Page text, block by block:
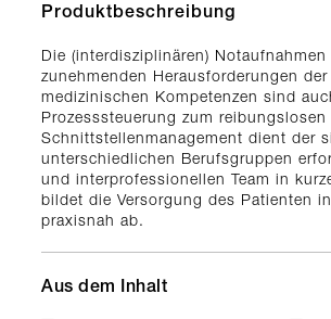
Produktbeschreibung
Die (interdisziplinären)
zunehmenden Herausforderungen
medizinischen Kompetenzen sind
Prozesssteuerung zum
Schnittstellenmanagement dient der
unterschiedlichen Berufsgruppen
und interprofessionellen Team in
bildet die Versorgung des Patienten
praxisnah ab.
Aus dem Inhalt